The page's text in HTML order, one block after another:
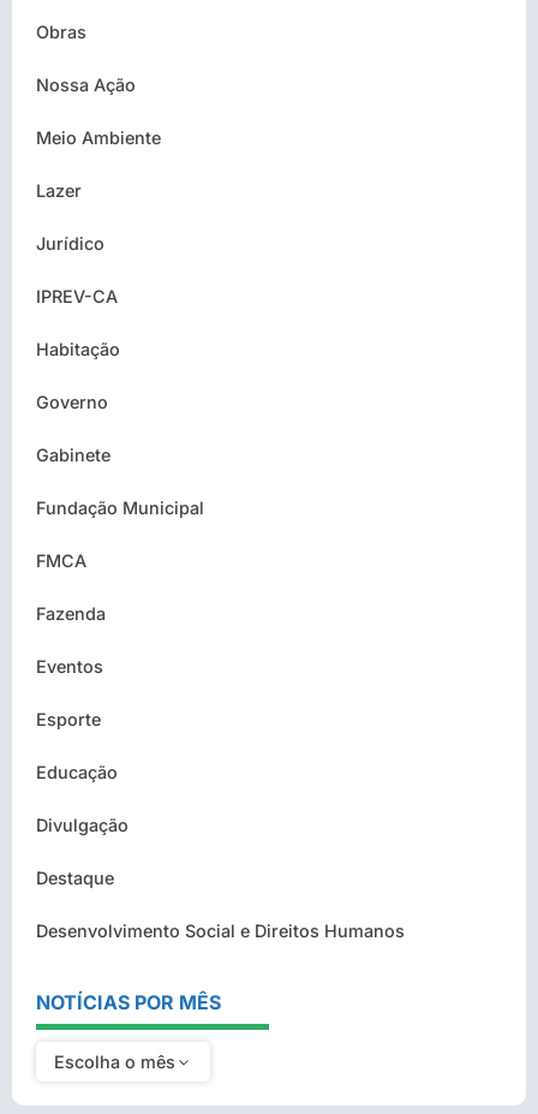
Obras
Nossa Ação
Meio Ambiente
Lazer
Jurídico
IPREV-CA
Habitação
Governo
Gabinete
Fundação Municipal
FMCA
Fazenda
Eventos
Esporte
Educação
Divulgação
Destaque
Desenvolvimento Social e Direitos Humanos
NOTÍCIAS POR MÊS
Escolha o mês